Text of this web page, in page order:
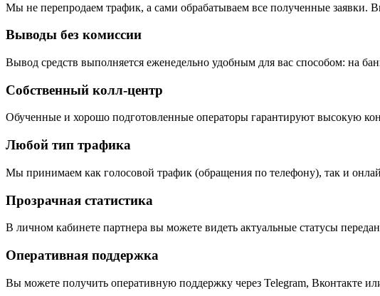
Мы не перепродаем трафик, а сами обрабатываем все полученные заявки.
Выводы без комиссии
Вывод средств выполняется еженедельно удобным для вас способом: на
Собственный колл-центр
Обученные и хорошо подготовленные операторы гарантируют высокую
Любой тип трафика
Мы принимаем как голосовой трафик (обращения по телефону), так и
Прозрачная статистика
В личном кабинете партнера вы можете видеть актуальные статусы
Оперативная поддержка
Вы можете получить оперативную поддержку через Telegram, Вконтакте